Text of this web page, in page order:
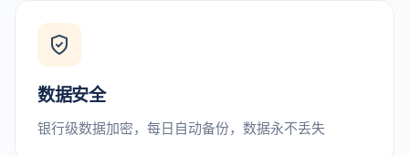
数据安全
银行级数据加密，每日自动备份，数据永不丢失